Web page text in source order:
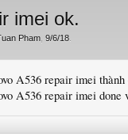
imei ok.
Pham 9/6/18
A536 repair imei
A536 repair imei done